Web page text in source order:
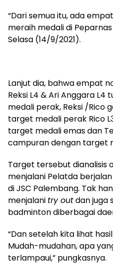
“Dari semua itu, ada
meraih medali di
Selasa (14/9/2021).
Lanjut dia, bahwa empat
Reksi L4 & Ari Anggara
medali perak, Reksi /Rico
target medali perak Rico
target medali emas dan
campuran dengan target
Target tersebut dianalisis
menjalani Pelatda
di JSC Palembang. Tak
menjalani try outdan juga
badminton diberbagai
“Dan setelah kita lihat
Mudah-mudahan, apa
terlampaui,” pungkasnya.